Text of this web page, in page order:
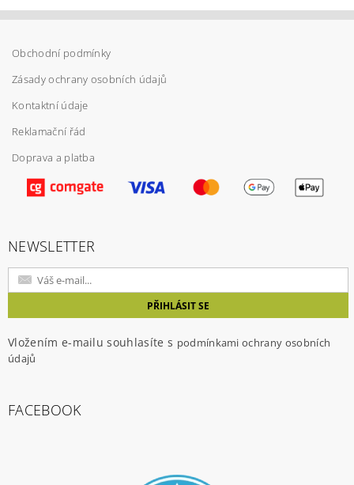
Vložením hodnocení souhlasíte spodmínkami
ochrany osobních údajů
Obchodní podmínky
Zásady ochrany osobních údajů
Kontaktní údaje
Reklamační řád
Doprava a platba
NEWSLETTER
Vložením e-mailu souhlasíte s podmínkami ochrany osobních
údajů
FACEBOOK